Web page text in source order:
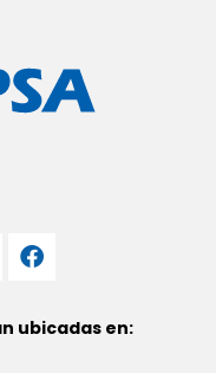
ubicadas en: